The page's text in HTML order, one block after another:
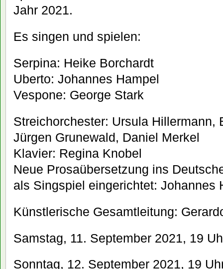
Jahr 2021.
Es singen und spielen:
Serpina: Heike Borchardt
Uberto: Johannes Hampel
Vespone: George Stark
Streichorchester: Ursula Hillermann,
Jürgen Grunewald, Daniel Merkel
Klavier: Regina Knobel
Neue Prosaübersetzung ins
als Singspiel eingerichtet: Johannes
Künstlerische Gesamtleitung:
Samstag, 11. September 2021, 19
Sonntag, 12. September 2021, 19